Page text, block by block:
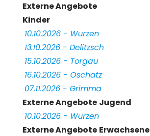
Externe Angebote
Kinder
10.10.2026 - Wurzen
13.10.2026 - Delitzsch
15.10.2026 - Torgau
16.10.2026 - Oschatz
07.11.2026 - Grimma
Externe Angebote Jugend
10.10.2026 - Wurzen
Externe Angebote Erwachsene